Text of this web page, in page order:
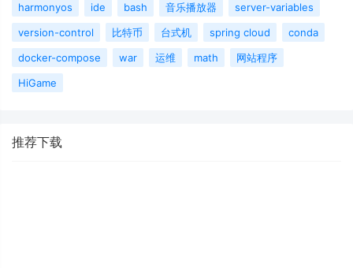
harmonyos
ide bash 音乐播放器
server-variables
version-control
比特币 台式机 spring cloud
conda
docker-compose
war 运维 math
网站程序
HiGame
推荐下载